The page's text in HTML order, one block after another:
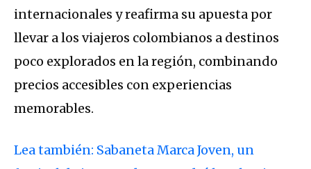
internacionales y reafirma su apuesta por
llevar a los viajeros colombianos a destinos
poco explorados en la región, combinando
precios accesibles con experiencias
memorables.
Lea también: Sabaneta Marca Joven, un